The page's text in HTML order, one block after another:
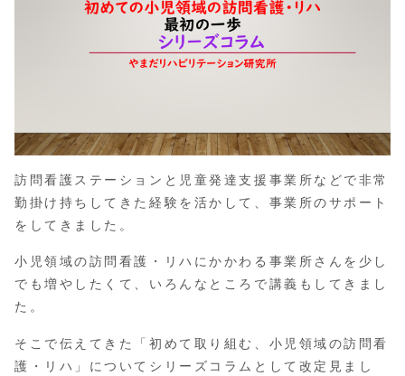
訪問看護ステーションと児童発達支援事業所などで非常
勤掛け持ちしてきた経験を活かして、事業所のサポート
をしてきました。
小児領域の訪問看護・リハにかかわる事業所さんを少し
でも増やしたくて、いろんなところで講義もしてきまし
た。
そこで伝えてきた「初めて取り組む、小児領域の訪問看
護・リハ」についてシリーズコラムとして改定見まし